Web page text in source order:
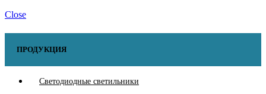
Close
ПРОДУКЦИЯ
Светодиодные светильники